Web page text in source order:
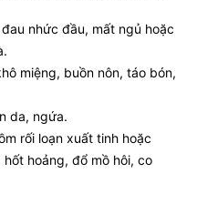
nhức đầu, mất ngủ hoặc
miệng, buồn nôn, táo bón,
da, ngứa.
rối loạn xuất tinh hoặc
hoảng, đổ mồ hôi, co